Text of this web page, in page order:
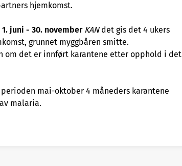
hjemkomst.
juni - 30. novemberKAN det gis det 4 ukers
grunnet myggbåren smitte.
om det er innført karantene etter opphold i det
mai-oktober 4 måneders karantene
malaria.